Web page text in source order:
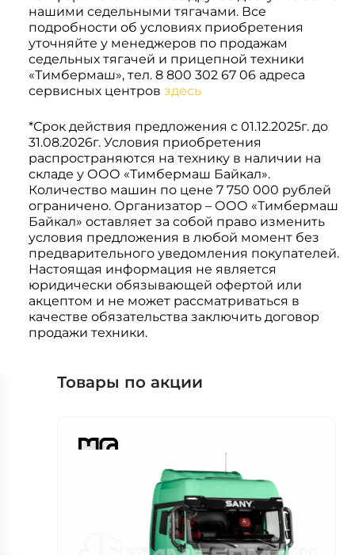
нашими седельными тягачами. Все
подробности об условиях приобретения
уточняйте у менеджеров по продажам
седельных тягачей и прицепной техники
«Тимбермаш», тел. 8 800 302 67 06 адреса
сервисных центров здесь
*Срок действия предложения с 01.12.2025г. до
31.08.2026г. Условия приобретения
распространяются на технику в наличии на
складе у ООО «Тимбермаш Байкал».
Количество машин по цене 7 750 000 рублей
ограничено. Организатор – ООО «Тимбермаш
Байкал» оставляет за собой право изменить
условия предложения в любой момент без
предварительного уведомления покупателей.
Настоящая информация не является
юридически обязывающей офертой или
акцептом и не может рассматриваться в
качестве обязательства заключить договор
продажи техники.
Товары по акции
Системы 3D нивелирования
Мини-погрузчики
Грейферные захваты
Посевная техника